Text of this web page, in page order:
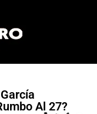
Al 27?